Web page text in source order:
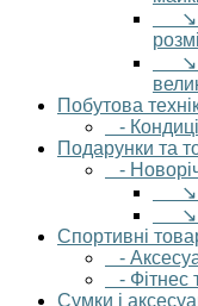
↘
↘
Побутова
-
Подарунки та
-
↘
↘
Спортивні
-
- Фітнес
Сумки і